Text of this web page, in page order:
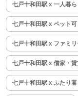
七戸十和田駅 x 一人暮
七戸十和田駅 x ペット可
七戸十和田駅 x ファミ
七戸十和田駅 x 借家・
七戸十和田駅 x ふたり